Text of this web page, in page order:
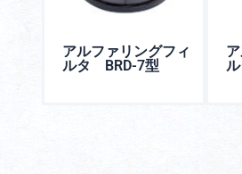
アルファリングフィ
ルタ BRD-7型